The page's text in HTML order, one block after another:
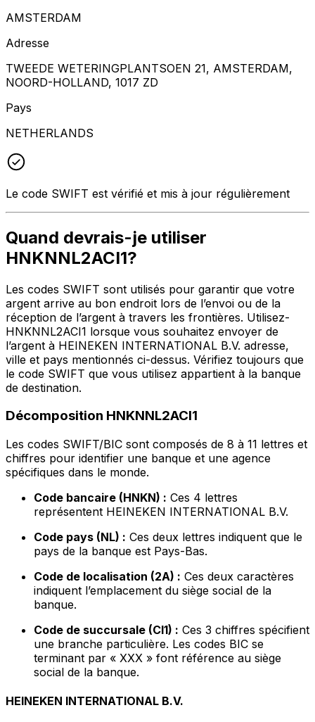
AMSTERDAM
Adresse
TWEEDE WETERINGPLANTSOEN 21, AMSTERDAM,
NOORD-HOLLAND, 1017 ZD
Pays
NETHERLANDS
Le code SWIFT est vérifié et mis à jour régulièrement
Quand devrais-je utiliser
HNKNNL2ACI1?
Les codes SWIFT sont utilisés pour garantir que votre
argent arrive au bon endroit lors de l’envoi ou de la
réception de l’argent à travers les frontières. Utilisez-
HNKNNL2ACI1 lorsque vous souhaitez envoyer de
l’argent à HEINEKEN INTERNATIONAL B.V. adresse,
ville et pays mentionnés ci-dessus. Vérifiez toujours que
le code SWIFT que vous utilisez appartient à la banque
de destination.
Décomposition HNKNNL2ACI1
Les codes SWIFT/BIC sont composés de 8 à 11 lettres et
chiffres pour identifier une banque et une agence
spécifiques dans le monde.
Code bancaire (HNKN) : Ces 4 lettres
représentent HEINEKEN INTERNATIONAL B.V.
Code pays (NL) : Ces deux lettres indiquent que le
pays de la banque est Pays-Bas.
Code de localisation (2A) : Ces deux caractères
indiquent l’emplacement du siège social de la
banque.
Code de succursale (CI1) : Ces 3 chiffres spécifient
une branche particulière. Les codes BIC se
terminant par « XXX » font référence au siège
social de la banque.
HEINEKEN INTERNATIONAL B.V.